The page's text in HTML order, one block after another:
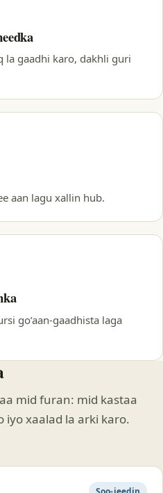
la gaadhi karo, dakhli guri
aan lagu xallin hub.
go’aan-gaadhista laga
mid furan: mid kastaa
iyo xaalad la arki karo.
Soo-jeedin